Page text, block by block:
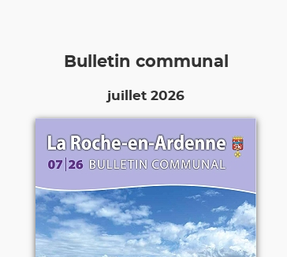
Bulletin communal
juillet 2026